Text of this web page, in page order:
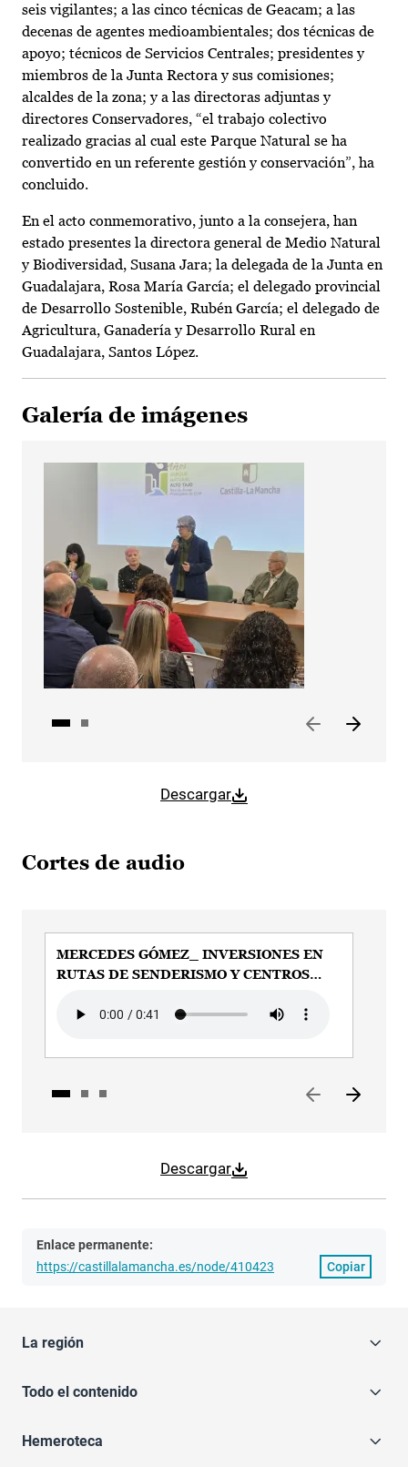
seis vigilantes; a las cinco técnicas de Geacam; a las
decenas de agentes medioambientales; dos técnicas de
apoyo; técnicos de Servicios Centrales; presidentes y
miembros de la Junta Rectora y sus comisiones;
alcaldes de la zona; y a las directoras adjuntas y
directores Conservadores, “el trabajo colectivo
realizado gracias al cual este Parque Natural se ha
convertido en un referente gestión y conservación”, ha
concluido.
En el acto conmemorativo, junto a la consejera, han
estado presentes la directora general de Medio Natural
y Biodiversidad, Susana Jara; la delegada de la Junta en
Guadalajara, Rosa María García; el delegado provincial
de Desarrollo Sostenible, Rubén García; el delegado de
Agricultura, Ganadería y Desarrollo Rural en
Guadalajara, Santos López.
Galería de imágenes
Descargar
Cortes de audio
Descargar
MERCEDES GÓMEZ_ INVERSIONES EN
RUTAS DE SENDERISMO Y CENTROS
Enlace permanente:
https://castillalamancha.es/node/410423
Copiar
La región
Todo el contenido
Hemeroteca